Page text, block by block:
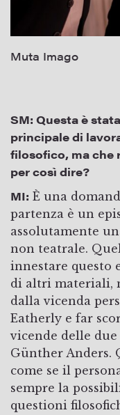
Muta Imago
SM: Questa è
principale di
filosofico, ma che
per così dire?
MI: È una
partenza è un
assolutamente
non teatrale.
innestare questo
di altri materiali,
dalla vicenda
Eatherly e far
vicende delle
Günther Anders.
come se il
sempre la
questioni